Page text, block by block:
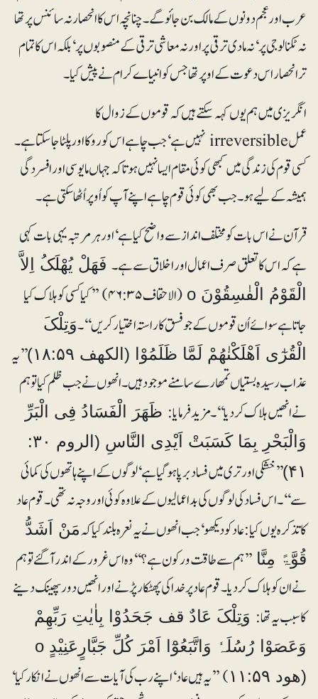
عرب اور عجم دونوں کے مالک بن جائو گے۔ چنانچہ اس کا انحصار نہ سائنس پر تھا
نہ ٹکنالوجی پر‘ نہ مادی ترقی پر اور نہ معاشی ترقی کے منصوبوں پر‘ بلکہ اس کا تمام
تر انحصار اس دعوت کے اوپر تھا جس کو انبیاے کرام نے پیش کیا۔
انگریزی میں ہم یوں کہہ سکتے ہیں کہ قوموں کے زوال کا
عمل irreversible نہیں ہے‘ جب چاہے اس کو روکا اور پلٹا جا سکتا ہے۔
کسی قوم کی زندگی میں کبھی کوئی مقام ایسا نہیں ہوتا کہ جہاں مایوسی اور افسردگی
ہمیشہ کے لیے ہو۔ جب بھی کوئی قوم چاہے اپنے آپ کو اُوپر اُٹھا سکتی ہے۔
قرآن نے اس بات کو مختلف انداز سے واضح کیا ہے‘ اور ہر مرتبہ یہی بات کہی
ہے کہ اس کا تعلق صرف اعمال اور اخلاق سے ہے۔فَھَلْ یُھْلَکُ اِلاَّ
الْقَوْمُ الْفٰسِقُوْنَ o
(الاحقاف ۴۶:۳۵) ’’کیا کسی کو ہلاک کیا
جاتا ہے سوائے اُن قوموں کے جو فسق کا راستہ اختیار کریں‘‘۔وَتِلْکَ
الْقُرٰٓی اَھْلَکْنٰھُمْ لَمَّا ظَلَمُوْا (الکھف ۱۸:۵۹)
’’یہ
عذاب رسیدہ بستیاں تمھارے سامنے موجود ہیں۔ انھوں نے جب ظلم کیا تو ہم
نے انھیں ہلاک کر دیا‘‘۔ مزید فرمایا:ظَھَرَ الْفَسَادُ فِی الْبَرِّ
وَالْبَحْرِ بِمَا کَسَبَتْ اَیْدِی النَّاسِ (الروم ۳۰:
۴۱) ’’خشکی اور تری میں فساد برپا ہو گیا ہے‘ لوگوں کے اپنے ہاتھوں کی کمائی
سے‘‘۔ اس فساد کی لوگوں کی بداعمالیوں کے علاوہ کوئی اور وجہ نہ تھی۔ قوم عاد
کا تذکرہ یوں کیا: عاد کو دیکھو‘ جب انھوں نے یہ نعرہ بلند کیا کہمَنْ اَشَدُّ
قُوَّۃً مِنَّا ’’ہم سے طاقت ور کون ہے؟‘‘ وہ اس غرور کے اندر آگئے تو ہم
نے ان کو ہلاک کر دیا۔ قوم عاد پر خدا کی پھٹکار پڑنے اور انھیں دور پھینک دینے
کا سبب یہ تھا:وَتِلْکَ عَادٌ قف جَحَدُوْا بِاٰیٰتِ رَبِّھِمْ
وَعَصَوْا رُسُلَہٗ وَاتَّبَعُوْٓا اَمْرَ کُلِّ جَبَّارٍعَنِیْدٍ o
(ھود ۱۱:۵۹
) ’’یہ ہیں عاد‘ اپنے رب کی آیات سے انھوں نے انکار کیا‘